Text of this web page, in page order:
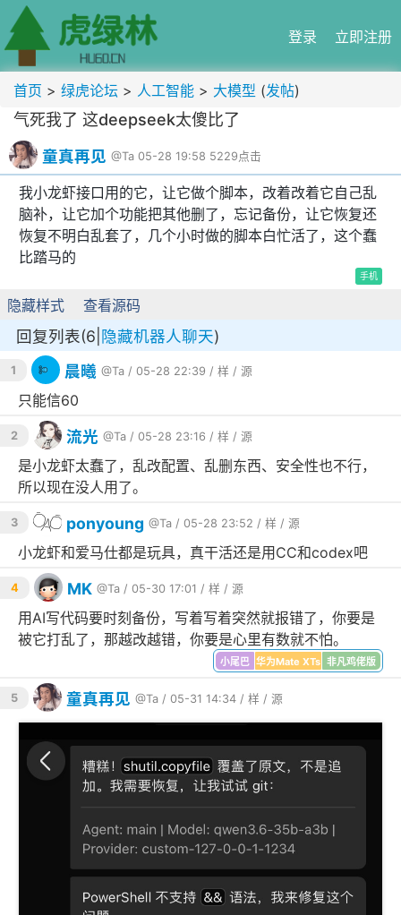
登录 立即注册
首页 > 绿虎论坛 > 人工智能 > 大模型 (发帖)
气死我了 这deepseek太傻比了
童真再见 @Ta 05-28 19:58 5229点击
我小龙虾接口用的它，让它做个脚本，改着改着它自己乱
脑补，让它加个功能把其他删了，忘记备份，让它恢复还
恢复不明白乱套了，几个小时做的脚本白忙活了，这个蠢
比踏马的
手机
隐藏样式 查看源码
回复列表(6| 隐藏机器人聊天)
1 晨曦 @Ta / 05-28 22:39 / 样 / 源
只能信60
2 流光 @Ta / 05-28 23:16 / 样 / 源
是小龙虾太蠢了，乱改配置、乱删东西、安全性也不行，
所以现在没人用了。
3 ponyoung @Ta / 05-28 23:52 / 样 / 源
小龙虾和爱马仕都是玩具，真干活还是用CC和codex吧
4 MK @Ta / 05-30 17:01 / 样 / 源
用AI写代码要时刻备份，写着写着突然就报错了，你要是
被它打乱了，那越改越错，你要是心里有数就不怕。
小尾巴 华为Mate XTs 非凡鸡佬版
5 童真再见 @Ta / 05-31 14:34 / 样 / 源